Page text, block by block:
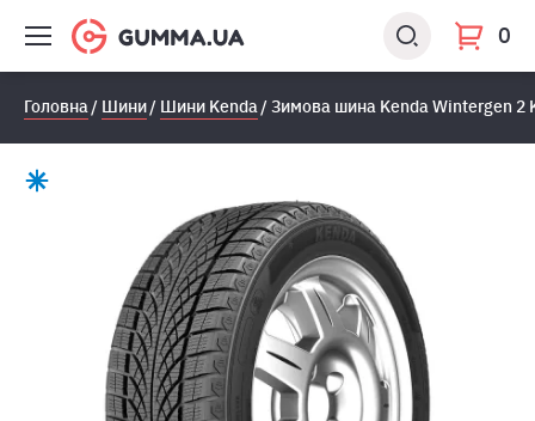
0
Головна Шини Шини Kenda Зимова шина Kenda Wintergen 2